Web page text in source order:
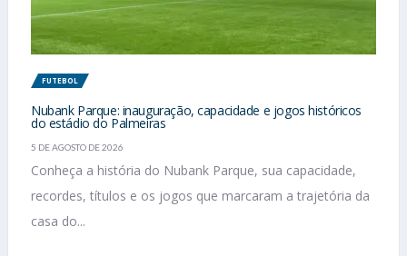
FUTEBOL
Nubank Parque: inauguração, capacidade e jogos históricos
do estádio do Palmeiras
5 DE AGOSTO DE 2026
Conheça a história do Nubank Parque, sua capacidade,
recordes, títulos e os jogos que marcaram a trajetória da
casa do...